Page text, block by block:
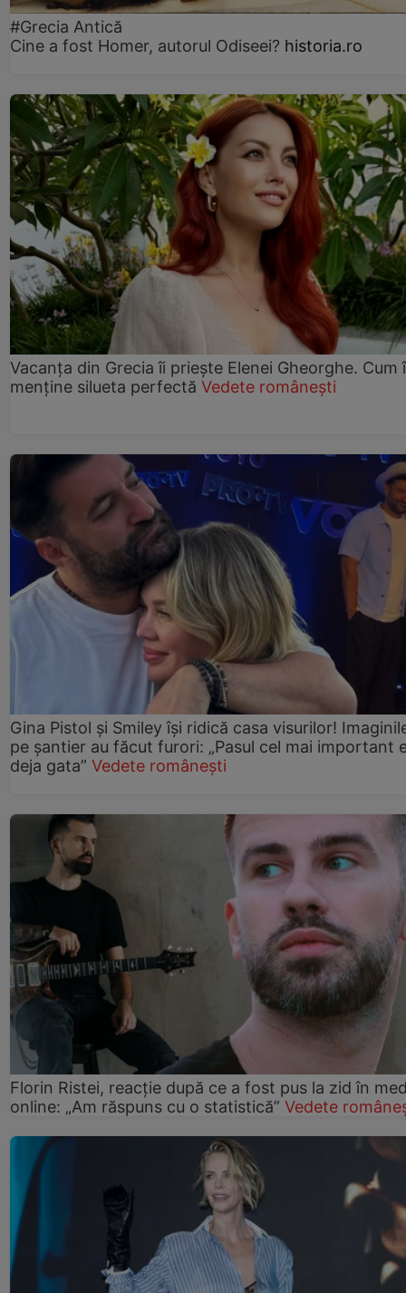
#Grecia Antică
Cine a fost Homer, autorul Odiseei? historia.ro
Vacanța din Grecia îi priește Elenei Gheorghe. Cum
menține silueta perfectă Vedete românești
Gina Pistol și Smiley își ridică casa visurilor!
pe șantier au făcut furori: „Pasul cel mai important
deja gata” Vedete românești
Florin Ristei, reacție după ce a fost pus la zid în
online: „Am răspuns cu o statistică” Vedete